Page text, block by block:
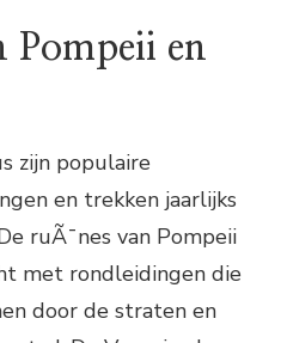
Pompeii en
zijn populaire
en trekken jaarlijks
ruÃ¯nes van Pompeii
met rondleidingen die
door de straten en